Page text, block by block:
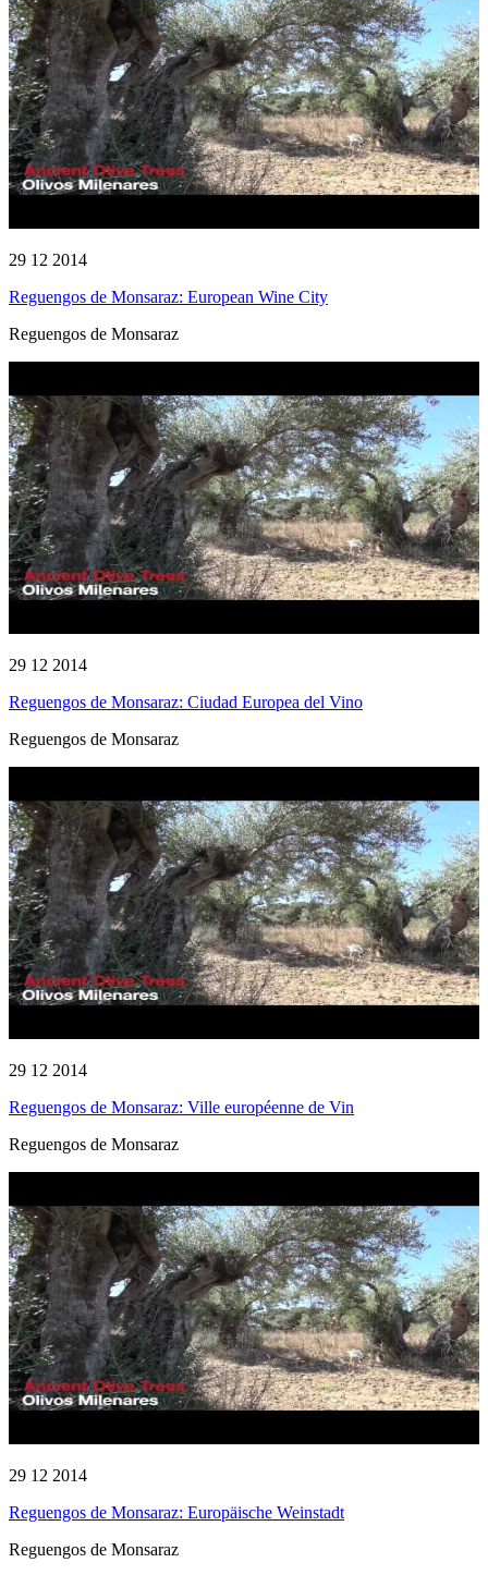
29 12 2014
Reguengos de Monsaraz: European Wine City
Reguengos de Monsaraz
29 12 2014
Reguengos de Monsaraz: Ciudad Europea del Vino
Reguengos de Monsaraz
29 12 2014
Reguengos de Monsaraz: Ville européenne de Vin
Reguengos de Monsaraz
29 12 2014
Reguengos de Monsaraz: Europäische Weinstadt
Reguengos de Monsaraz